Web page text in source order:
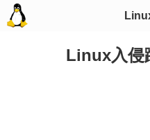
Linux入侵